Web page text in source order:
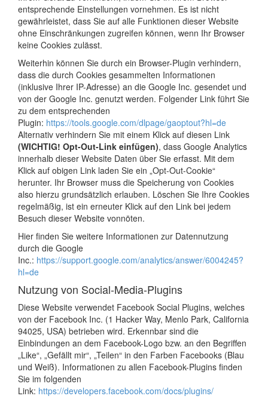
entsprechende Einstellungen vornehmen. Es ist nicht
gewährleistet, dass Sie auf alle Funktionen dieser Website
ohne Einschränkungen zugreifen können, wenn Ihr Browser
keine Cookies zulässt.
Weiterhin können Sie durch ein Browser-Plugin verhindern,
dass die durch Cookies gesammelten Informationen
(inklusive Ihrer IP-Adresse) an die Google Inc. gesendet und
von der Google Inc. genutzt werden. Folgender Link führt Sie
zu dem entsprechenden
Plugin: https://tools.google.com/dlpage/gaoptout?hl=de
Alternativ verhindern Sie mit einem Klick auf diesen Link
(WICHTIG! Opt-Out-Link einfügen), dass Google Analytics
innerhalb dieser Website Daten über Sie erfasst. Mit dem
Klick auf obigen Link laden Sie ein „Opt-Out-Cookie“
herunter. Ihr Browser muss die Speicherung von Cookies
also hierzu grundsätzlich erlauben. Löschen Sie Ihre Cookies
regelmäßig, ist ein erneuter Klick auf den Link bei jedem
Besuch dieser Website vonnöten.
Hier finden Sie weitere Informationen zur Datennutzung
durch die Google
Inc.: https://support.google.com/analytics/answer/6004245?
hl=de
Nutzung von Social-Media-Plugins
Diese Website verwendet Facebook Social Plugins, welches
von der Facebook Inc. (1 Hacker Way, Menlo Park, California
94025, USA) betrieben wird. Erkennbar sind die
Einbindungen an dem Facebook-Logo bzw. an den Begriffen
„Like“, „Gefällt mir“, „Teilen“ in den Farben Facebooks (Blau
und Weiß). Informationen zu allen Facebook-Plugins finden
Sie im folgenden
Link: https://developers.facebook.com/docs/plugins/